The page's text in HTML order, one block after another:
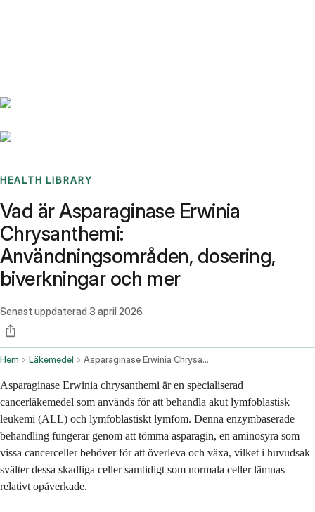
HEALTH LIBRARY
Vad är Asparaginase Erwinia
Chrysanthemi:
Användningsområden, dosering,
biverkningar och mer
Senast uppdaterad 3 april 2026
Hem Läkemedel Asparaginase Erwinia Chrysanthemi Injection Route
Asparaginase Erwinia chrysanthemi är en specialiserad
cancerläkemedel som används för att behandla akut lymfoblastisk
leukemi (ALL) och lymfoblastiskt lymfom. Denna enzymbaserade
behandling fungerar genom att tömma asparagin, en aminosyra som
vissa cancerceller behöver för att överleva och växa, vilket i huvudsak
svälter dessa skadliga celler samtidigt som normala celler lämnas
relativt opåverkade.